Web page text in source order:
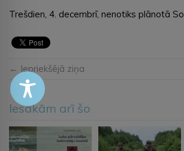
Trešdien, 4. decembrī, nenotiks plānotā
← Iepriekšējā ziņa
Iesakām arī šo